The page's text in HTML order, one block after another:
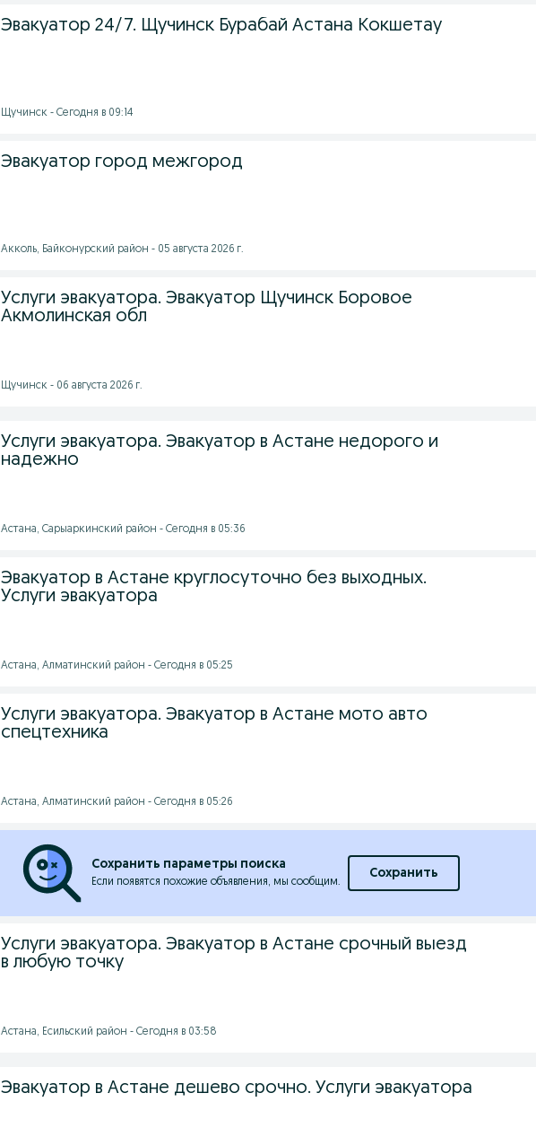
Эвакуатор 24/7. Щучинск Бурабай Астана Кокшетау
Щучинск - Сегодня в 09:14
Эвакуатор город межгород
Акколь, Байконурский район - 05 августа 2026 г.
Услуги эвакуатора. Эвакуатор Щучинск Боровое
Акмолинская обл
Щучинск - 06 августа 2026 г.
Услуги эвакуатора. Эвакуатор в Астане недорого и
надежно
Астана, Сарыаркинский район - Сегодня в 05:36
Эвакуатор в Астане круглосуточно без выходных.
Услуги эвакуатора
Астана, Алматинский район - Сегодня в 05:25
Услуги эвакуатора. Эвакуатор в Астане мото авто
спецтехника
Астана, Алматинский район - Сегодня в 05:26
Сохранить параметры поиска
Если появятся похожие объявления, мы сообщим.
Сохранить
Услуги эвакуатора. Эвакуатор в Астане срочный выезд
в любую точку
Астана, Есильский район - Сегодня в 03:58
Эвакуатор в Астане дешево срочно. Услуги эвакуатора